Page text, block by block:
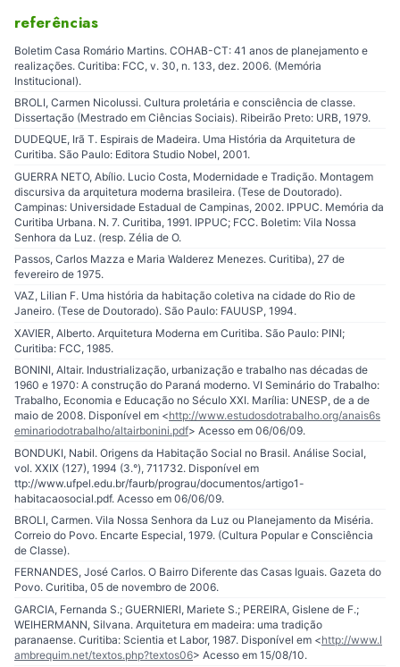
referências
Boletim Casa Romário Martins. COHAB-CT: 41 anos de planejamento e
realizações. Curitiba: FCC, v. 30, n. 133, dez. 2006. (Memória
Institucional).
BROLI, Carmen Nicolussi. Cultura proletária e consciência de classe.
Dissertação (Mestrado em Ciências Sociais). Ribeirão Preto: URB, 1979.
DUDEQUE, Irã T. Espirais de Madeira. Uma História da Arquitetura de
Curitiba. São Paulo: Editora Studio Nobel, 2001.
GUERRA NETO, Abílio. Lucio Costa, Modernidade e Tradição. Montagem
discursiva da arquitetura moderna brasileira. (Tese de Doutorado).
Campinas: Universidade Estadual de Campinas, 2002. IPPUC. Memória da
Curitiba Urbana. N. 7. Curitiba, 1991. IPPUC; FCC. Boletim: Vila Nossa
Senhora da Luz. (resp. Zélia de O.
Passos, Carlos Mazza e Maria Walderez Menezes. Curitiba), 27 de
fevereiro de 1975.
VAZ, Lilian F. Uma história da habitação coletiva na cidade do Rio de
Janeiro. (Tese de Doutorado). São Paulo: FAUUSP, 1994.
XAVIER, Alberto. Arquitetura Moderna em Curitiba. São Paulo: PINI;
Curitiba: FCC, 1985.
BONINI, Altair. Industrialização, urbanização e trabalho nas décadas de
1960 e 1970: A construção do Paraná moderno. VI Seminário do Trabalho:
Trabalho, Economia e Educação no Século XXI. Marília: UNESP, de a de
maio de 2008. Disponível em <http://www.estudosdotrabalho.org/anais6s
eminariodotrabalho/altairbonini.pdf> Acesso em 06/06/09.
BONDUKI, Nabil. Origens da Habitação Social no Brasil. Análise Social,
vol. XXIX (127), 1994 (3.°), 711732. Disponível em
ttp://www.ufpel.edu.br/faurb/prograu/documentos/artigo1-
habitacaosocial.pdf. Acesso em 06/06/09.
BROLI, Carmen. Vila Nossa Senhora da Luz ou Planejamento da Miséria.
Correio do Povo. Encarte Especial, 1979. (Cultura Popular e Consciência
de Classe).
FERNANDES, José Carlos. O Bairro Diferente das Casas Iguais. Gazeta do
Povo. Curitiba, 05 de novembro de 2006.
GARCIA, Fernanda S.; GUERNIERI, Mariete S.; PEREIRA, Gislene de F.;
WEIHERMANN, Silvana. Arquitetura em madeira: uma tradição
paranaense. Curitiba: Scientia et Labor, 1987. Disponível em <http://www.l
ambrequim.net/textos.php?textos06> Acesso em 15/08/10.